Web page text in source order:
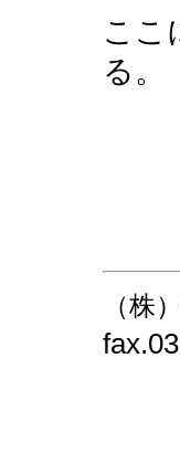
ここ
る。
（株